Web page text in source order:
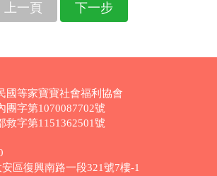
上一頁 下一步
國等家寶寶社會福利協會
團字第1070087702號
救字第1151362501號
區復興南路一段321號7樓-1